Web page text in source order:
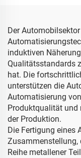
Der
induktiven
Qualitätsstandards
hat. Die
unterstützen die
Automatisierung
Produktqualität und
der Produktion.
Die Fertigung eines
Zusammenstellung,
Reihe metallener